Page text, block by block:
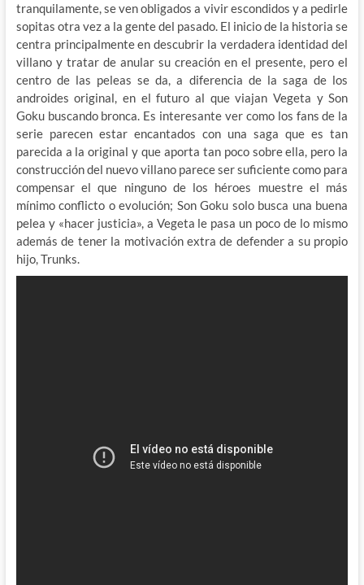
tranquilamente, se ven obligados a vivir escondidos y a pedirle
sopitas otra vez a la gente del pasado. El inicio de la historia se
centra principalmente en descubrir la verdadera identidad del
villano y tratar de anular su creación en el presente, pero el
centro de las peleas se da, a diferencia de la saga de los
androides original, en el futuro al que viajan Vegeta y Son
Goku buscando bronca. Es interesante ver como los fans de la
serie parecen estar encantados con una saga que es tan
parecida a la original y que aporta tan poco sobre ella, pero la
construcción del nuevo villano parece ser suficiente como para
compensar el que ninguno de los héroes muestre el más
mínimo conflicto o evolución; Son Goku solo busca una buena
pelea y «hacer justicia», a Vegeta le pasa un poco de lo mismo
además de tener la motivación extra de defender a su propio
hijo, Trunks.